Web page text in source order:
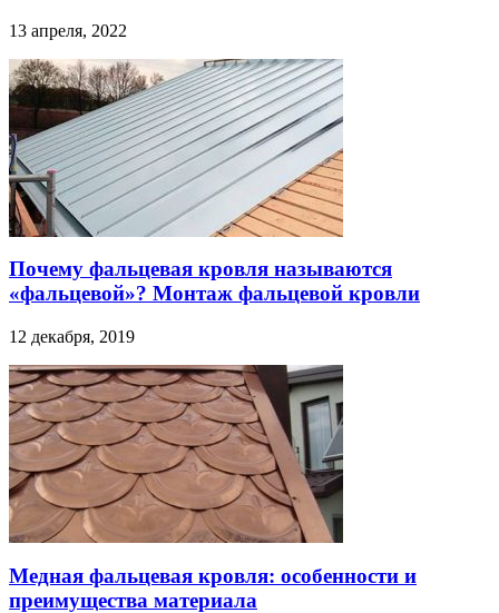
13 апреля, 2022
Почему фальцевая кровля называются
«фальцевой»? Монтаж фальцевой кровли
12 декабря, 2019
Медная фальцевая кровля: особенности и
преимущества материала